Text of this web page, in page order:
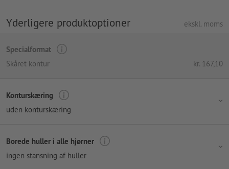
Yderligere produktoptioner ekskl. moms
Specialformat
Skåret kontur
kr. 167,10
Konturskæring
uden konturskæring
Borede huller i alle hjørner
ingen stansning af huller